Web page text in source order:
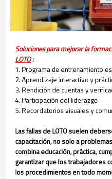
Soluciones para mejorar la
LOTO:
1. Programa de entrenamiento
2. Aprendizaje interactivo y
3. Rendición de cuentas y
4. Participación del liderazgo
5. Recordatorios visuales y
Las fallas de LOTO suelen
capacitación, no solo a
combina educación, práctica,
garantizar que los trabajadores
los procedimientos en todo